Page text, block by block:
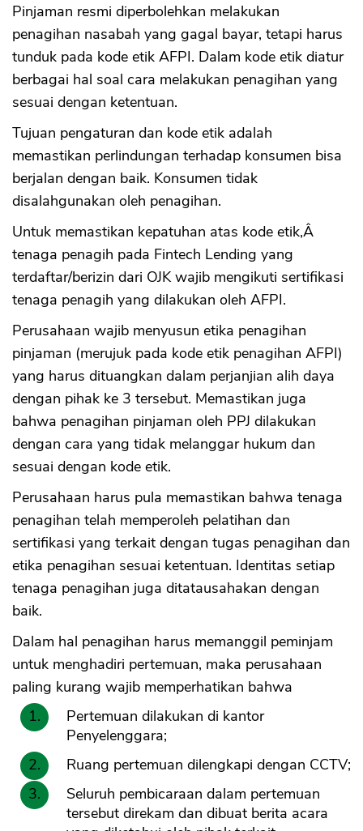
Pinjaman resmi diperbolehkan melakukan
penagihan nasabah yang gagal bayar, tetapi harus
tunduk pada kode etik AFPI. Dalam kode etik diatur
berbagai hal soal cara melakukan penagihan yang
sesuai dengan ketentuan.
Tujuan pengaturan dan kode etik adalah
memastikan perlindungan terhadap konsumen bisa
berjalan dengan baik. Konsumen tidak
disalahgunakan oleh penagihan.
Untuk memastikan kepatuhan atas kode etik,Â
tenaga penagih pada Fintech Lending yang
terdaftar/berizin dari OJK wajib mengikuti sertifikasi
tenaga penagih yang dilakukan oleh AFPI.
Perusahaan wajib menyusun etika penagihan
pinjaman (merujuk pada kode etik penagihan AFPI)
yang harus dituangkan dalam perjanjian alih daya
dengan pihak ke 3 tersebut. Memastikan juga
bahwa penagihan pinjaman oleh PPJ dilakukan
dengan cara yang tidak melanggar hukum dan
sesuai dengan kode etik.
Perusahaan harus pula memastikan bahwa tenaga
penagihan telah memperoleh pelatihan dan
sertifikasi yang terkait dengan tugas penagihan dan
etika penagihan sesuai ketentuan. Identitas setiap
tenaga penagihan juga ditatausahakan dengan
baik.
Dalam hal penagihan harus memanggil peminjam
untuk menghadiri pertemuan, maka perusahaan
paling kurang wajib memperhatikan bahwa
Pertemuan dilakukan di kantor
Penyelenggara;
Ruang pertemuan dilengkapi dengan CCTV;
Seluruh pembicaraan dalam pertemuan
tersebut direkam dan dibuat berita acara